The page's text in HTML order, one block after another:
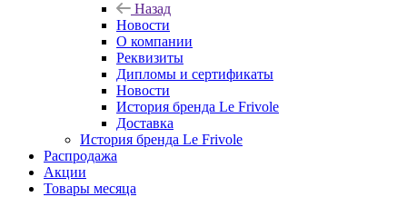
Назад
Новости
О компании
Реквизиты
Дипломы и сертификаты
Новости
История бренда Le Frivole
Доставка
История бренда Le Frivole
Распродажа
Акции
Товары месяца